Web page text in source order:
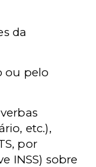
da
ou pelo
etc.),
por
INSS) sobre